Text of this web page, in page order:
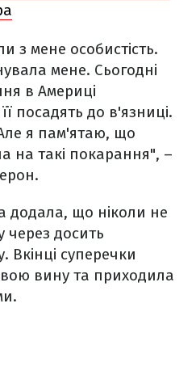
з мене особистість.
мене. Сьогодні
в Америці
посадять до в'язниці.
я пам'ятаю, що
на такі покарання", –
додала, що ніколи не
через досить
Вкінці суперечки
вину та приходила